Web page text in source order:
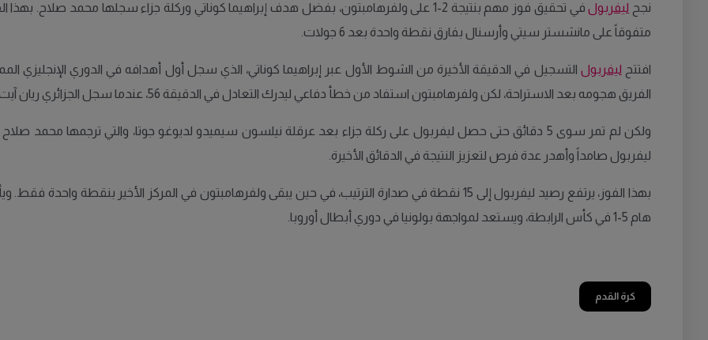
نجح ليفربول
في تحقيق فوز مهم بنتيجة 2-1 على ولفرهامبتون، بفضل هدف إبراهيما كوناتي وركلة جزاء سجلها محمد
متفوقاً على مانشستر سيتي وأرسنال بفارق نقطة واحدة بعد 6 جولات.
افتتح ليفربول التسجيل في الدقيقة الأخيرة من الشوط الأول عبر إبراهيما كوناتي، الذي سجل أول أهدافه في الدوري الإنجليزي
الفريق هجومه بعد الاستراحة، لكن ولفرهامبتون استفاد من خطأ دفاعي ليدرك التعادل في الدقيقة 56، عندما سجل الجزائري ريان آيت نوري بعد تدخل مشترك مع كوناتي والحارس أليسون بيكر.
ولكن لم تمر سوى 5 دقائق حتى حصل ليفربول على ركلة جزاء بعد عرقلة نيلسون سيميدو لديوغو جوتا، والتي ترجمها
ليفربول صامداً وأهدر عدة فرص لتعزيز النتيجة في الدقائق الأخيرة.
بهذا الفوز، يرتفع رصيد ليفربول إلى 15 نقطة في صدارة الترتيب، في حين يبقى ولفرهامبتون في المركز الأخير
هام 5-1 في كأس الرابطة، ويستعد لمواجهة بولونيا في دوري أبطال أوروبا.
كرة القدم